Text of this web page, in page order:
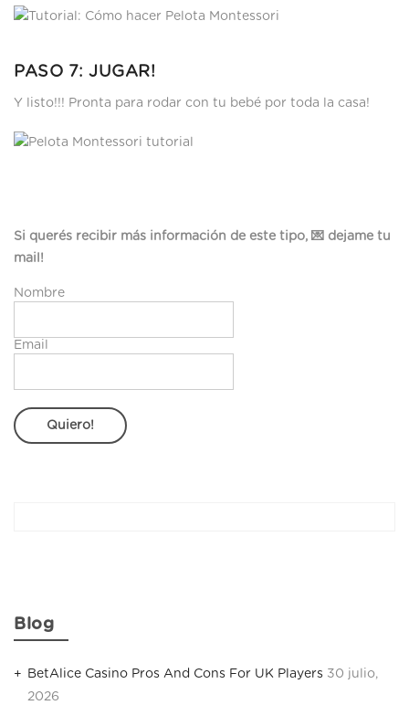
PASO 7: JUGAR!
Y listo!!! Pronta para rodar con tu bebé por toda la casa!
Si querés recibir más información de este tipo, 💌 dejame tu
mail!
Nombre
Email
Blog
BetAlice Casino Pros And Cons For UK Players 30 julio,
2026